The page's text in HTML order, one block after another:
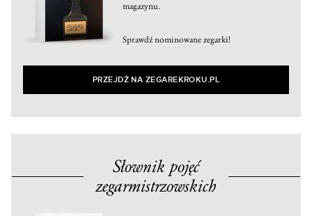
magazynu.
Sprawdź nominowane zegarki!
PRZEJDŹ NA ZEGAREKROKU.PL
Słownik pojęć
zegarmistrzowskich